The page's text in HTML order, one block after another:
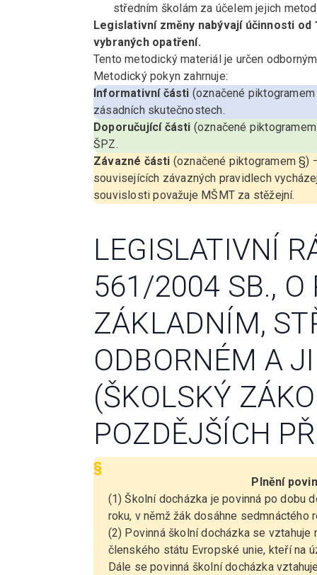
středním školám za účelem jejich
Legislativní změny nabývají účinnosti
vybraných opatření.
Tento metodický materiál je určen
Metodický pokyn zahrnuje:
Informativní části (označené
zásadních skutečnostech.
Doporučující části (označené
ŠPZ.
Závazné části (označené piktogramem §)
souvisejících závazných pravidlech
souvislosti považuje MŠMT za stěžejní.
LEGISLATIVNÍ
561/2004 SB., O
ZÁKLADNÍM,
ODBORNÉM A
(ŠKOLSKÝ
POZDĚJŠÍCH
§
Plnění
(1) Školní docházka je povinná po dobu
roku, v němž žák dosáhne sedmnáctého
(2) Povinná školní docházka se vztahuje
členského státu Evropské unie, kteří na
Dále se povinná školní docházka